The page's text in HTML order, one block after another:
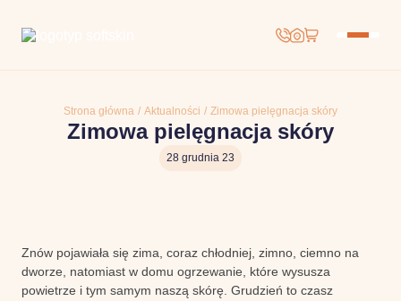
Strona główna / Aktualności / Zimowa pielęgnacja skóry
Zimowa pielęgnacja skóry
28 grudnia 23
Znów pojawiała się zima, coraz chłodniej, zimno, ciemno na
dworze, natomiast w domu ogrzewanie, które wysusza
powietrze i tym samym naszą skórę. Grudzień to czasz